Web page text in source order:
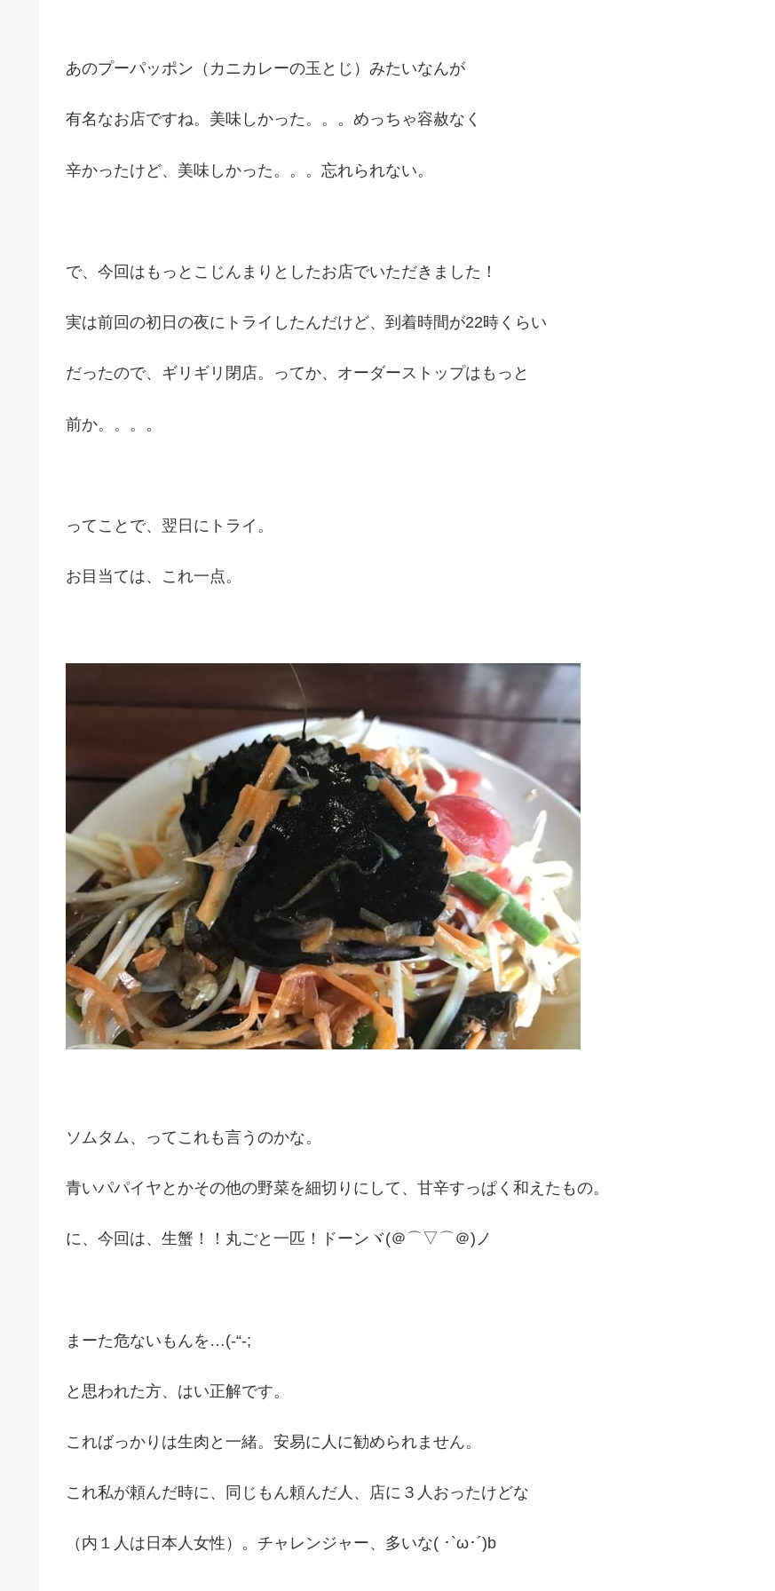
あのプーパッポン（カニカレーの玉とじ）みたいなんが
有名なお店ですね。美味しかった。。。めっちゃ容赦なく
辛かったけど、美味しかった。。。忘れられない。
で、今回はもっとこじんまりとしたお店でいただきました！
実は前回の初日の夜にトライしたんだけど、到着時間が22時くらい
だったので、ギリギリ閉店。ってか、オーダーストップはもっと
前か。。。。
ってことで、翌日にトライ。
お目当ては、これ一点。
ソムタム、ってこれも言うのかな。
青いパパイヤとかその他の野菜を細切りにして、甘辛すっぱく和えたもの。
に、今回は、生蟹！！丸ごと一匹！ドーンヾ(＠⌒▽⌒＠)ノ
まーた危ないもんを…(-“-;
と思われた方、はい正解です。
こればっかりは生肉と一緒。安易に人に勧められません。
これ私が頼んだ時に、同じもん頼んだ人、店に３人おったけどな
（内１人は日本人女性）。チャレンジャー、多いな( ･`ω･´)b